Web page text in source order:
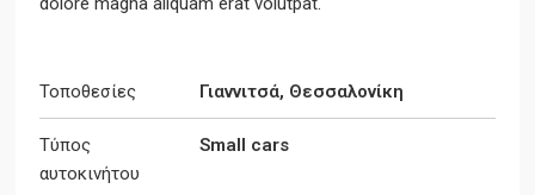
Τοποθεσίες Γιαννιτσά, Θεσσαλονίκη
Τύπος
αυτοκινήτου
Small cars